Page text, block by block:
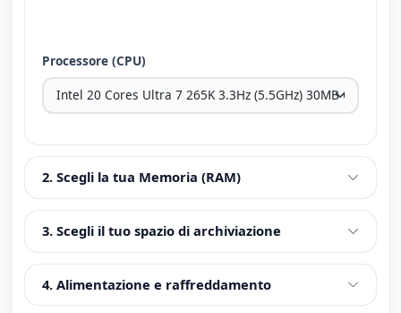
Processore (CPU)
2. Scegli la tua Memoria (RAM)
3. Scegli il tuo spazio di archiviazione
4. Alimentazione e raffreddamento